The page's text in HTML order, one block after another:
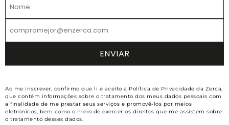
Ao me inscrever, confirmo que li e aceito a Política de Privacidade da Zerca,
que contém informações sobre o tratamento dos meus dados pessoais com
a finalidade de me prestar seus serviços e promovê-los por meios
eletrônicos, bem como o meio de exercer os direitos que me assistem sobre
o tratamento desses dados.